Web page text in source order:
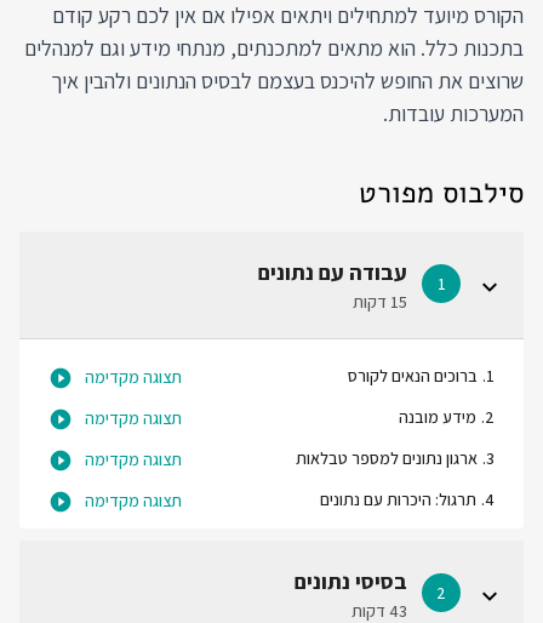
הקורס מיועד למתחילים ויתאים אפילו אם אין לכם רקע קודם
בתכנות כלל. הוא מתאים למתכנתים, מנתחי מידע וגם למנהלים
שרוצים את החופש להיכנס בעצמם לבסיס הנתונים ולהבין איך
המערכות עובדות.
סילבוס מפורט
1 עבודה עם נתונים
15 דקות
1
. ברוכים הנאים לקורס
תצוגה מקדימה
2
. מידע מובנה
תצוגה מקדימה
3
. ארגון נתונים למספר טבלאות
תצוגה מקדימה
4
. תרגול: היכרות עם נתונים תצוגה מקדימה
2 בסיסי נתונים
43 דקות